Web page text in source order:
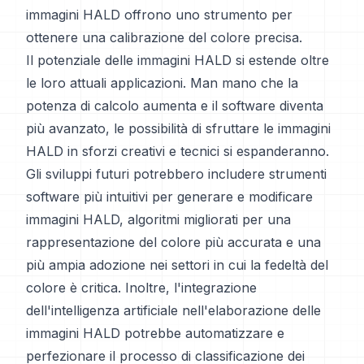
immagini HALD offrono uno strumento per
ottenere una calibrazione del colore precisa.
Il potenziale delle immagini HALD si estende oltre
le loro attuali applicazioni. Man mano che la
potenza di calcolo aumenta e il software diventa
più avanzato, le possibilità di sfruttare le immagini
HALD in sforzi creativi e tecnici si espanderanno.
Gli sviluppi futuri potrebbero includere strumenti
software più intuitivi per generare e modificare
immagini HALD, algoritmi migliorati per una
rappresentazione del colore più accurata e una
più ampia adozione nei settori in cui la fedeltà del
colore è critica. Inoltre, l'integrazione
dell'intelligenza artificiale nell'elaborazione delle
immagini HALD potrebbe automatizzare e
perfezionare il processo di classificazione dei